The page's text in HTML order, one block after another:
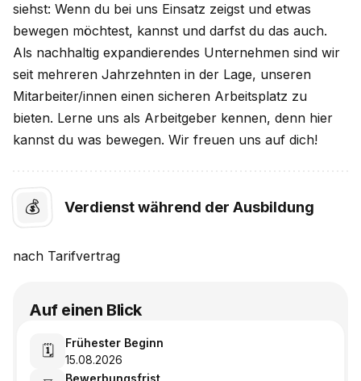
siehst: Wenn du bei uns Einsatz zeigst und etwas
bewegen möchtest, kannst und darfst du das auch.
Als nachhaltig expandierendes Unternehmen sind wir
seit mehreren Jahrzehnten in der Lage, unseren
Mitarbeiter/innen einen sicheren Arbeitsplatz zu
bieten. Lerne uns als Arbeitgeber kennen, denn hier
kannst du was bewegen. Wir freuen uns auf dich!
💰 Verdienst während der Ausbildung
nach Tarifvertrag
Auf einen Blick
🗓️
Frühester Beginn
15.08.2026
Bewerbungsfrist